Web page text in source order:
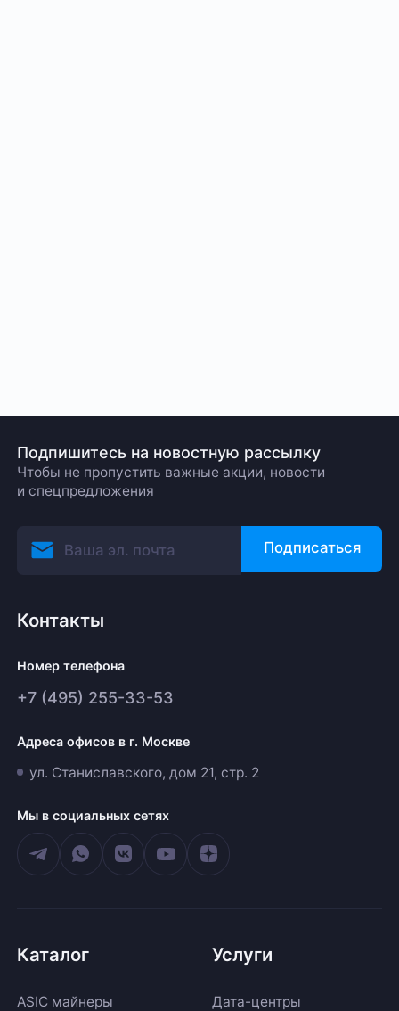
Подпишитесь на новостную рассылку
Чтобы не пропустить важные акции, новости
и спецпредложения
Подписаться
Контакты
Номер телефона
+7 (495) 255-33-53
Адреса офисов в г. Москве
ул. Станиславского, дом 21, стр. 2
Мы в социальных сетях
Каталог
ASIC майнеры
Услуги
Дата-центры